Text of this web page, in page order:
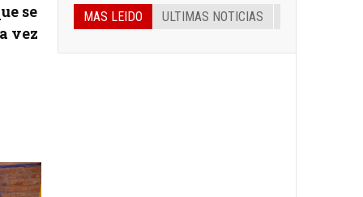
se
vez
MAS LEIDO ULTIMAS NOTICIAS